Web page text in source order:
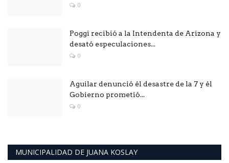
0
Poggi recibió a la Intendenta de Arizona y
desató especulaciones...
0
Aguilar denunció él desastre de la 7 y él
Gobierno prometió...
0
MUNICIPALIDAD DE JUANA KOSLAY